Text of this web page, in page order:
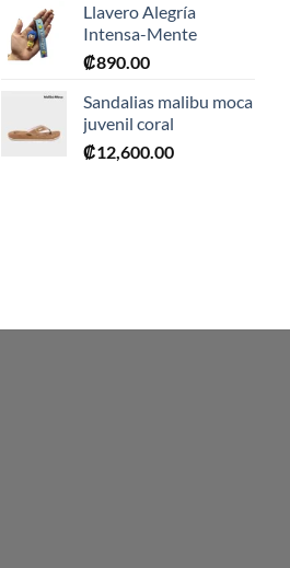
Llavero Alegría
Intensa-Mente
₡890.00
Sandalias malibu moca
juvenil coral
₡12,600.00